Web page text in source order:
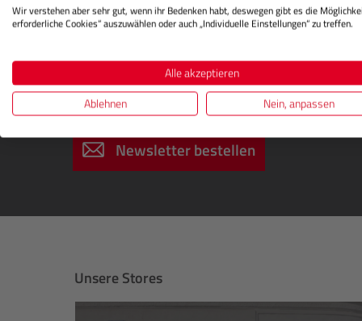
DIGITALSTORENewsletter abonnieren
Newsletter bestellen
Unsere Stores
Wir verstehen aber sehr gut, wenn ihr Bedenken habt, deswegen gibt es die
erforderliche Cookies“ auszuwählen oder auch „Individuelle Einstellungen“ zu treffen.
Alle akzeptieren
Ablehnen
Nein, anpassen